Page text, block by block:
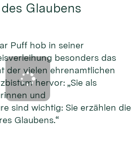
Glaubens
Puff hob in seiner
besonders das
der vielen ehrenamtlichen
hervor: „Sie als
und
sind wichtig: Sie erzählen die
Glaubens.“